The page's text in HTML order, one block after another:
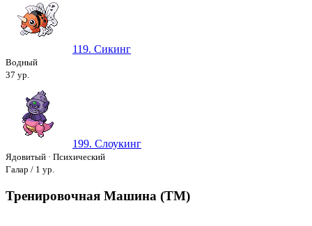
119. Сикинг
Водный
37 ур.
199. Слоукинг
Ядовитый · Психический
Галар / 1 ур.
Тренировочная Машина (ТМ)